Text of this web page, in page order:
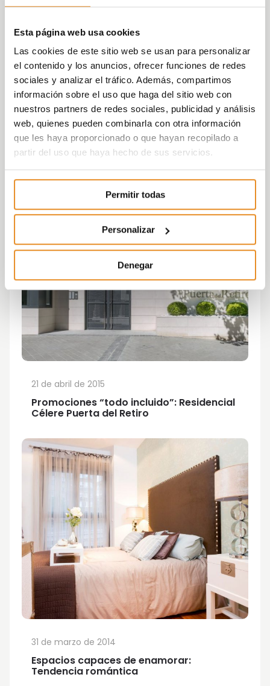
Esta página web usa cookies
Las cookies de este sitio web se usan para personalizar
el contenido y los anuncios, ofrecer funciones de redes
sociales y analizar el tráfico. Además, compartimos
información sobre el uso que haga del sitio web con
nuestros partners de redes sociales, publicidad y análisis
web, quienes pueden combinarla con otra información
que les haya proporcionado o que hayan recopilado a
partir del uso que haya hecho de sus servicios.
Permitir todas
Personalizar
Denegar
Promociones “todo incluido”: Residencial
Célere Puerta del Retiro
21 de abril de 2015
Espacios capaces de enamorar:
Tendencia romántica
31 de marzo de 2014